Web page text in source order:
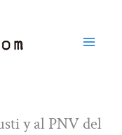
y al PNV del